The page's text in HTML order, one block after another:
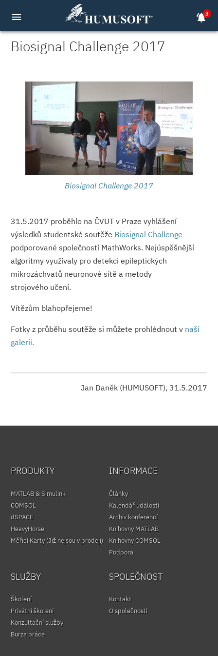
menu notifications_active3
Biosignal Challenge 2017
Biosignal Challenge 2017
31.5.2017 proběhlo na ČVUT v Praze vyhlášení
výsledků studentské soutěže Biosignal Challenge
podporované společností MathWorks. Nejúspěšnější
algoritmy využívaly pro detekci epileptických
mikrozáchvatů neuronové sítě a metody
strojového učení.
Vítězům blahopřejeme!
Fotky z průběhu soutěže si můžete prohlédnout v naší
galerii.
Jan Daněk (HUMUSOFT), 31.5.2017
PRODUKTY
MATLAB & Simulink
COMSOL
dSPACE
HeavyHorse
Měřicí Karty (Již nejsou v prodeji)
INFORMACE
Články
Kalendář událostí
Archiv konferencí
Knihovny MATLAB
Knihovny COMSOL
Podpora
SLUŽBY
Školení
Privátní školení
Konzultační služby
Burza práce
SPOLEČNOST
Kontakt
O společnosti